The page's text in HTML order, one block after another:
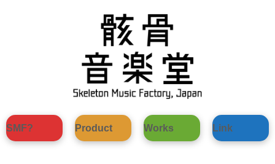
SMF? Product Works Link